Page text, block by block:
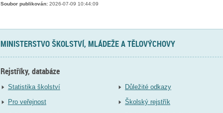
Soubor publikován:2026-07-09 10:44:09
MINISTERSTVO ŠKOLSTVÍ, MLÁDEŽE A TĚLOVÝCHOVY
Rejstříky, databáze
Statistika školství
Pro veřejnost
Důležité odkazy
Školský rejstřík